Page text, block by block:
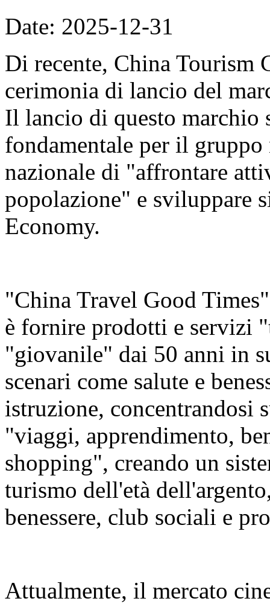
Date: 2025-12-31
Di recente, China Tourism
cerimonia di lancio del
Il lancio di questo marchio
fondamentale per il
nazionale di "affrontare
popolazione" e sviluppare
Economy.
"China Travel Good
è fornire prodotti e servizi
"giovanile" dai 50 anni in
scenari come salute e
istruzione, concentrandosi
"viaggi, apprendimento,
shopping", creando un
turismo dell'età
benessere, club sociali e
Attualmente, il mercato